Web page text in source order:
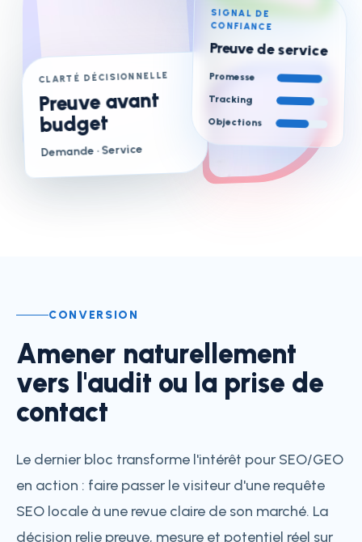
CLARTÉ DÉCISIONNELLE
Preuve avant
budget
Demande · Service
SIGNAL DE
CONFIANCE
Preuve de service
Promesse
Tracking
Objections
CONVERSION
Amener naturellement
vers l'audit ou la prise de
contact
Le dernier bloc transforme l'intérêt pour SEO/GEO
en action : faire passer le visiteur d'une requête
SEO locale à une revue claire de son marché. La
décision relie preuve, mesure et potentiel réel sur